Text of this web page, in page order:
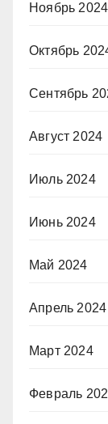
Ноябрь 2024
Октябрь
Сентябрь
Август 2024
Июль 2024
Июнь 2024
Май 2024
Апрель 2024
Март 2024
Февраль